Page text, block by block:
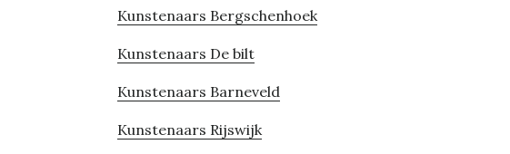
Kunstenaars Bergschenhoek
Kunstenaars De bilt
Kunstenaars Barneveld
Kunstenaars Rijswijk